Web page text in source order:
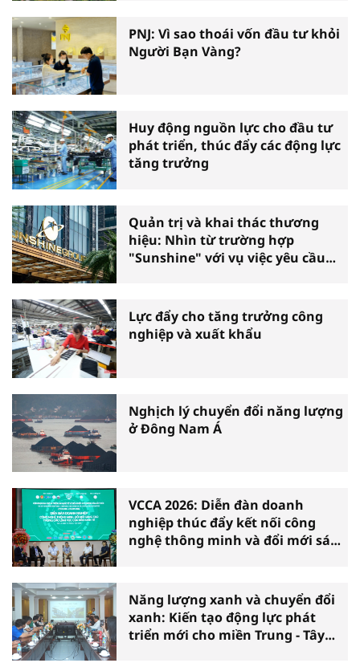
PNJ: Vì sao thoái vốn đầu tư khỏi
Người Bạn Vàng?
Huy động nguồn lực cho đầu tư
phát triển, thúc đẩy các động lực
tăng trưởng
Quản trị và khai thác thương
hiệu: Nhìn từ trường hợp
"Sunshine" với vụ việc yêu cầu
Lực đẩy cho tăng trưởng công
nghiệp và xuất khẩu
Nghịch lý chuyển đổi năng lượng
ở Đông Nam Á
VCCA 2026: Diễn đàn doanh
nghiệp thúc đẩy kết nối công
nghệ thông minh và đổi mới sáng
Năng lượng xanh và chuyển đổi
xanh: Kiến tạo động lực phát
triển mới cho miền Trung - Tây